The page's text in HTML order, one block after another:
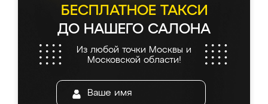
БЕСПЛАТНОЕ ТАКСИ
ДО НАШЕГО САЛОНА
Из любой точки Москвы и
Московской области!